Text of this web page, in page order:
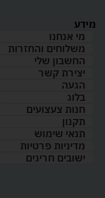
מידע
מי אנחנו
משלוחים והחזרות
החשבון שלי
יצירת קשר
הגעה
בלוג
חנות צעצועים
תקנון
תנאי שימוש
מדיניות פרטיות
ישובים חריגים